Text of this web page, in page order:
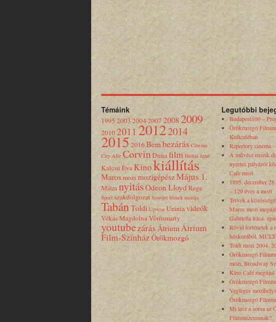
Témáink
1995 2003 20042007 20082009
20102011 20122014
20152016Bembezárás Cinema
City Alle CorvinDunafilm Heltai Jenő
Kalcsú ÉvaKinokiállítás
Marosmozi mozigépészMájus 1.
MátranyitásOdeon Lloyd Rege
Sport szakdolgozat Szovjet filmek mozija
TabánToldi Ugocsa Urániavideók
Vékás MagdolnaVörösmarty
youtubezárás ÁtriumÁtrium
Film-SzínházÖrökmozgó
Legutóbbi
Budapest100 –
Örökmozgó
Kultcaféban
Repertory cinema
A művész mozik
nyertes pályázói
Cafe mozi
1895. december
– 120 éves a mozi
Tervek a
Maros mozi
Gabriella írása-
Rövid történetek a
hőskorából,
Toldi mozi 2004,
Örökmozgó
mozi, Broadway
Kino Café megújul
Örökmozgó
Végleges
Örökmozgó
Mi lesz a sorsa az
Filmmúzeumnak?